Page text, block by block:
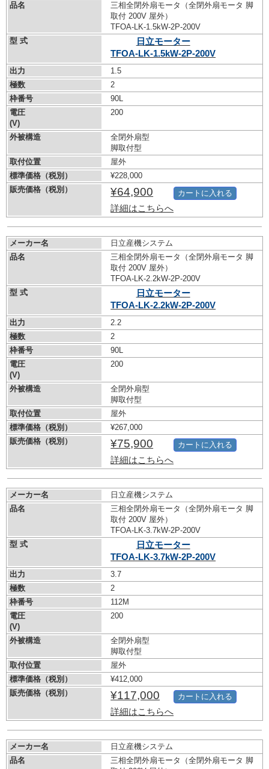
品名
三相全閉外扇モータ（全閉外扇モータ 脚
取付 200V 屋外）
TFOA-LK-1.5kW-2P-200V
型 式
日立モーター
TFOA-LK-1.5kW-2P-200V
出力
1.5
極数
2
枠番号
90L
電圧
(V)
200
外被構造
全閉外扇型
脚取付型
取付位置
屋外
標準価格（税別）
¥228,000
販売価格（税別）
¥64,900
詳細はこちらへ
カートに入れる
メーカー名
日立産機システム
品名
三相全閉外扇モータ（全閉外扇モータ 脚
取付 200V 屋外）
TFOA-LK-2.2kW-2P-200V
型 式
日立モーター
TFOA-LK-2.2kW-2P-200V
出力
2.2
極数
2
枠番号
90L
電圧
(V)
200
外被構造
全閉外扇型
脚取付型
取付位置
屋外
標準価格（税別）
¥267,000
販売価格（税別）
¥75,900
詳細はこちらへ
カートに入れる
メーカー名
日立産機システム
品名
三相全閉外扇モータ（全閉外扇モータ 脚
取付 200V 屋外）
TFOA-LK-3.7kW-2P-200V
型 式
日立モーター
TFOA-LK-3.7kW-2P-200V
出力
3.7
極数
2
枠番号
112M
電圧
(V)
200
外被構造
全閉外扇型
脚取付型
取付位置
屋外
標準価格（税別）
¥412,000
販売価格（税別）
¥117,000
詳細はこちらへ
カートに入れる
メーカー名
日立産機システム
品名
三相全閉外扇モータ（全閉外扇モータ 脚